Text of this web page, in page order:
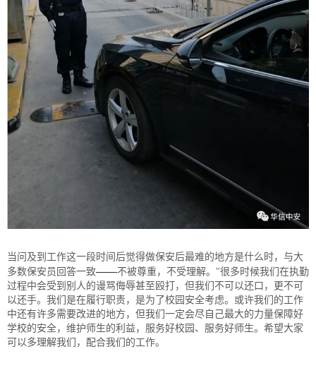
当问及到工作这一段时间后觉得做保安后最难的地方是什么时，与大
多数保安员回答一致——不被尊重，不受理解。"很多时候我们在执勤
过程中会受到别人的谩骂侮辱甚至殴打，但我们不可以还口，更不可
以还手。我们是在履行职责，是为了校园安全考虑。或许我们的工作
中还有许多需要改进的地方，但我们一定会尽自己最大的力量保障好
学校的安全，维护师生的利益，服务好校园、服务好师生。希望大家
可以多理解我们，配合我们的工作。